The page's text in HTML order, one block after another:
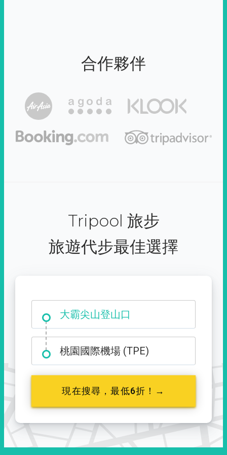
合作夥伴
Tripool 旅步
旅遊代步最佳選擇
大霸尖山登山口
桃園國際機場 (TPE)
現在搜尋，最低6折！→